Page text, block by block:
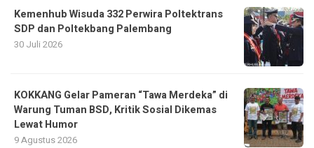
Kemenhub Wisuda 332 Perwira Poltektrans
SDP dan Poltekbang Palembang
30 Juli 2026
KOKKANG Gelar Pameran “Tawa Merdeka” di
Warung Tuman BSD, Kritik Sosial Dikemas
Lewat Humor
9 Agustus 2026